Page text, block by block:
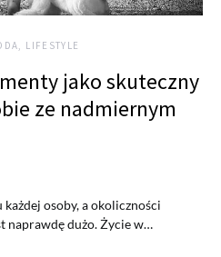
LIFESTYLE
jako skuteczny
ze nadmiernym
osoby, a okoliczności
naprawdę dużo. Życie w…